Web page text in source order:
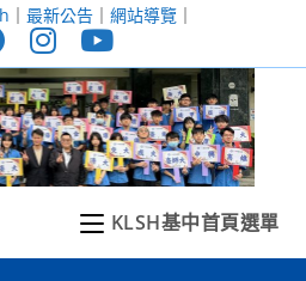
｜ 最新公告｜ 網站導覽｜
KLSH基中首頁選單